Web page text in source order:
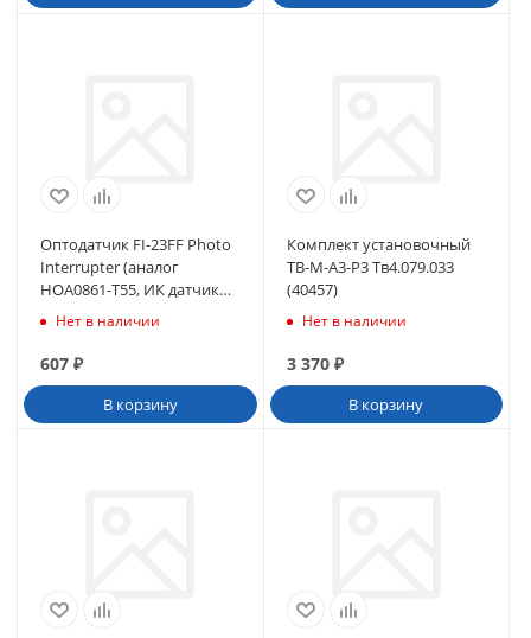
Оптодатчик FI-23FF Photo
Interrupter (аналог
HOA0861-T55, ИК датчик
расст стенов HNWL)
Нет в наличии
607 ₽
В корзину
Комплект установочный
ТВ-М-A3-P3 Тв4.079.033
(40457)
Нет в наличии
3 370₽
В корзину